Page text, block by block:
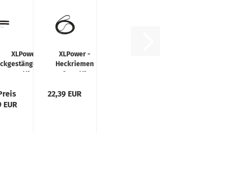
XLPower -
V2
EUR
XLPower -
Heckriemen
8mm V2
22,39 EUR